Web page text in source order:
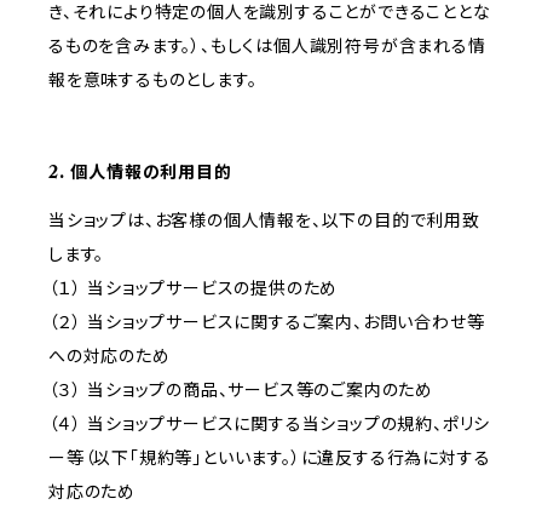
き、それにより特定の個人を識別することができることとな
るものを含みます。）、もしくは個人識別符号が含まれる情
報を意味するものとします。
2. 個人情報の利用目的
当ショップは、お客様の個人情報を、以下の目的で利用致
します。
（１） 当ショップサービスの提供のため
（２） 当ショップサービスに関するご案内、お問い合わせ等
への対応のため
（３） 当ショップの商品、サービス等のご案内のため
（４） 当ショップサービスに関する当ショップの規約、ポリシ
ー等（以下「規約等」といいます。）に違反する行為に対する
対応のため